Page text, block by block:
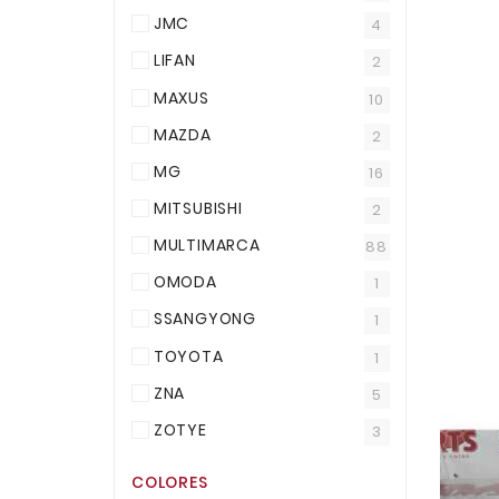
JMC 4
LIFAN 2
MAXUS 10
MAZDA 2
MG 16
MITSUBISHI 2
MULTIMARCA 88
OMODA 1
SSANGYONG 1
TOYOTA 1
ZNA 5
ZOTYE 3
COLORES